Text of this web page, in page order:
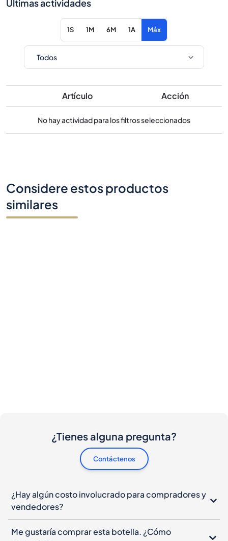
Últimas actividades
1S 1M 6M 1A Máx
Artículo Acción
No hay actividad para los filtros seleccionados
Considere estos productos
similares
¿Tienes alguna pregunta?
Contáctenos
¿Hay algún costo involucrado para compradores y
vendedores?
Me gustaría comprar esta botella. ¿Cómo